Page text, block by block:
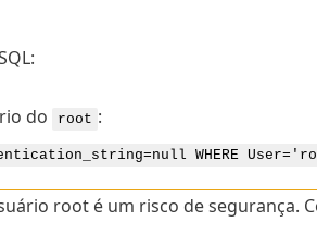
do root :
WHERE
root é um risco de segurança.